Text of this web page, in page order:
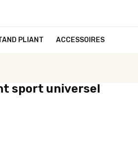
PLIANT ACCESSOIRES
sport universel